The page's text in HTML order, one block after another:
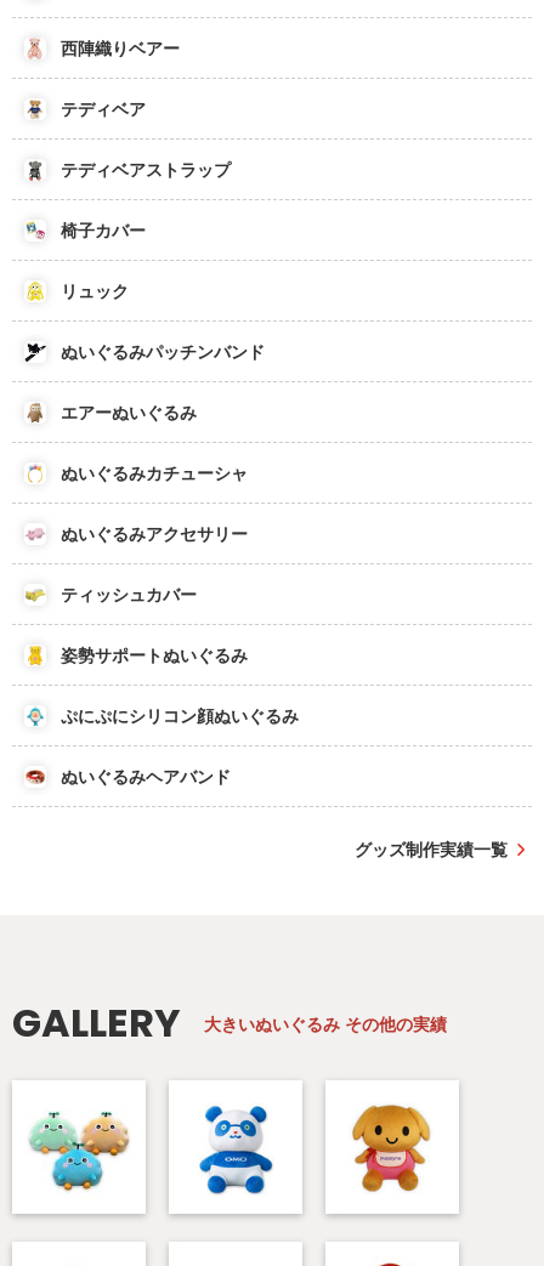
西陣織りベアー
テディベア
テディベアストラップ
椅子カバー
リュック
ぬいぐるみパッチンバンド
エアーぬいぐるみ
ぬいぐるみカチューシャ
ぬいぐるみアクセサリー
ティッシュカバー
姿勢サポートぬいぐるみ
ぷにぷにシリコン顔ぬいぐるみ
ぬいぐるみヘアバンド
グッズ制作実績一覧
GALLERY 大きいぬいぐるみ その他の実績